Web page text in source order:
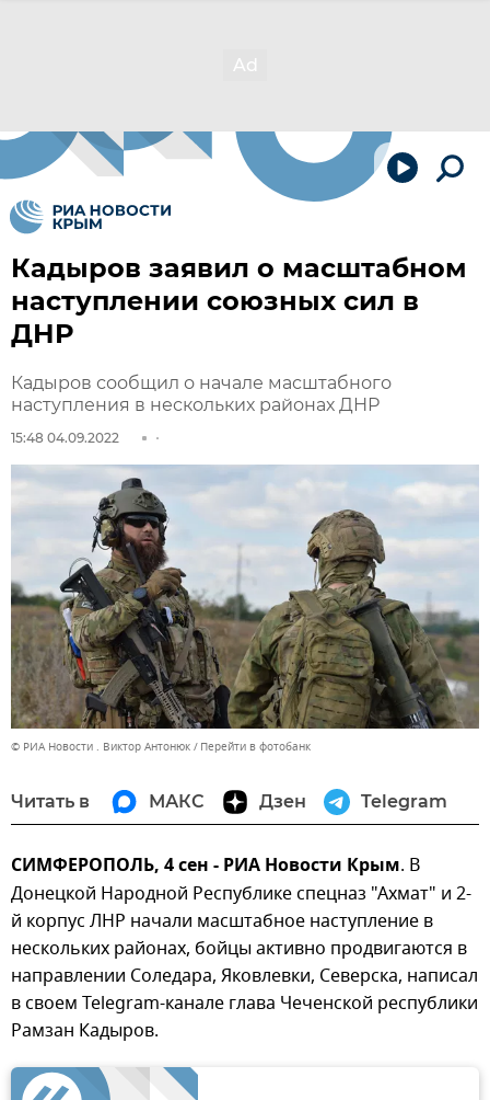
Кадыров заявил о масштабном
наступлении союзных сил в
ДНР
Кадыров сообщил о начале масштабного
наступления в нескольких районах ДНР
15:48 04.09.2022
© РИА Новости . Виктор Антонюк Перейти в фотобанк
Читать в МАКС Дзен Telegram
СИМФЕРОПОЛЬ, 4 сен - РИА Новости Крым. В
Донецкой Народной Республике спецназ "Ахмат" и 2-
й корпус ЛНР начали масштабное наступление в
нескольких районах, бойцы активно продвигаются в
направлении Соледара, Яковлевки, Северска, написал
в своем Telegram-канале глава Чеченской республики
Рамзан Кадыров.